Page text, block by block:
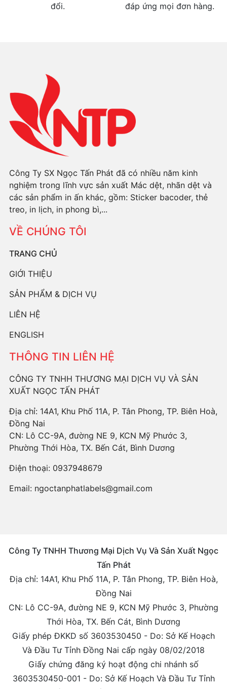
đổi.
đáp ứng mọi đơn hàng.
Công Ty SX Ngọc Tấn Phát đã có nhiều năm kinh
nghiệm trong lĩnh vực sản xuất Mác dệt, nhãn dệt và
các sản phẩm in ấn khác, gồm: Sticker bacoder, thẻ
treo, in lịch, in phong bì,...
VỀ CHÚNG TÔI
TRANG CHỦ
GIỚI THIỆU
SẢN PHẨM & DỊCH VỤ
LIÊN HỆ
ENGLISH
THÔNG TIN LIÊN HỆ
CÔNG TY TNHH THƯƠNG MẠI DỊCH VỤ VÀ SẢN
XUẤT NGỌC TẤN PHÁT
Địa chỉ: 14A1, Khu Phố 11A, P. Tân Phong, TP. Biên Hoà,
Đồng Nai
CN: Lô CC-9A, đường NE 9, KCN Mỹ Phước 3,
Phường Thới Hòa, TX. Bến Cát, Bình Dương
Điện thoại: 0937948679
Email: ngoctanphatlabels@gmail.com
Công Ty TNHH Thương Mại Dịch Vụ Và Sản Xuất Ngọc
Tấn Phát
Địa chỉ: 14A1, Khu Phố 11A, P. Tân Phong, TP. Biên Hoà,
Đồng Nai
CN: Lô CC-9A, đường NE 9, KCN Mỹ Phước 3, Phường
Thới Hòa, TX. Bến Cát, Bình Dương
Giấy phép ĐKKD số 3603530450 - Do: Sở Kế Hoạch
Và Đầu Tư Tỉnh Đồng Nai cấp ngày 08/02/2018
Giấy chứng đăng ký hoạt động chi nhánh số
3603530450-001 - Do: Sở Kế Hoạch Và Đầu Tư Tỉnh